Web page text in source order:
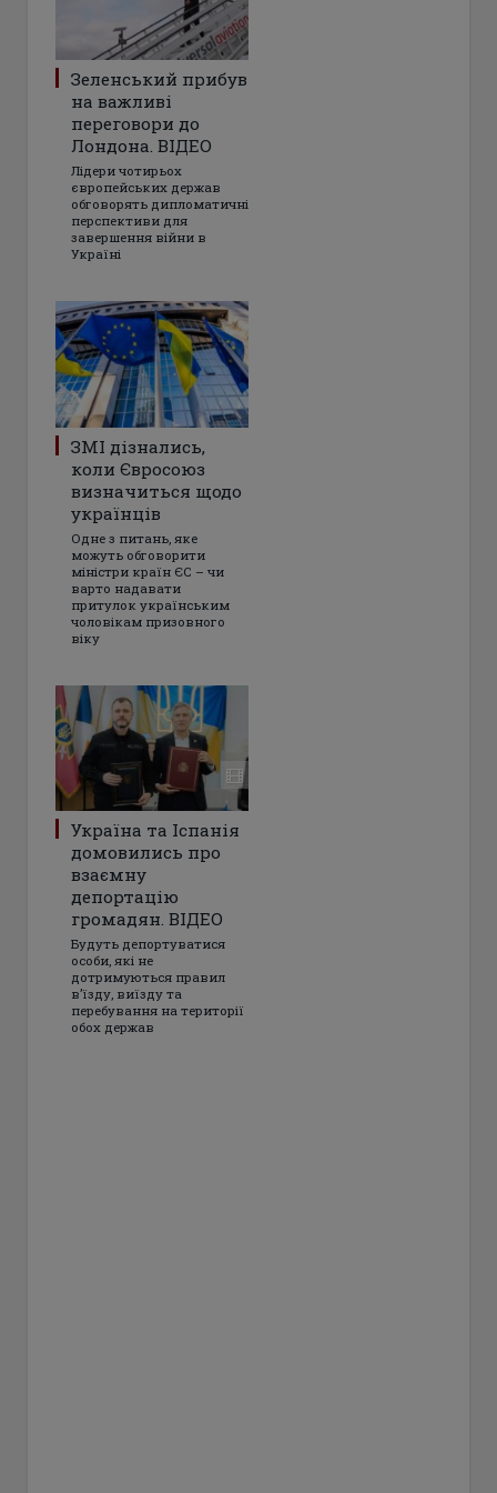
Зеленський прибув
на важливі
переговори до
Лондона. ВІДЕО
Лідери чотирьох
європейських держав
обговорять дипломатичні
перспективи для
завершення війни в
Україні
ЗМІ дізнались,
коли Євросоюз
визначиться щодо
українців
Одне з питань, яке
можуть обговорити
міністри країн ЄС – чи
варто надавати
притулок українським
чоловікам призовного
віку
Україна та Іспанія
домовились про
взаємну
депортацію
громадян. ВІДЕО
Будуть депортуватися
особи, які не
дотримуються правил
в’їзду, виїзду та
перебування на території
обох держав